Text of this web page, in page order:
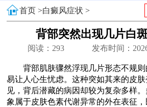
首页 >白癜风症状 >
背部突然出现几片白
阅读： 293 发布时间：
背部肌肤骤然浮现几片形态不规
易让人心生忧虑。这种突如其来的皮
见，背后潜藏的病因却较为复杂多样
象属于皮肤色素代谢异常的外在表征